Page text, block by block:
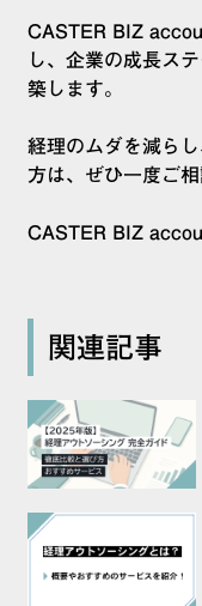
CASTER BIZ
し、企業の成長ス
築します。
経理のムダを減ら
方は、ぜひ一度ご相
CASTER BIZ
関連記事